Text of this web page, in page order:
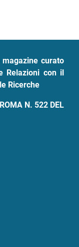
curato
Relazioni con il
Ricerche
N. 522 DEL